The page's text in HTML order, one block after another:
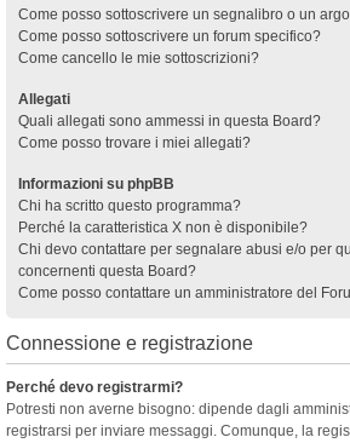
Come posso sottoscrivere un segnalibro o un
Come posso sottoscrivere un forum specifico?
Come cancello le mie sottoscrizioni?
Allegati
Quali allegati sono ammessi in questa Board?
Come posso trovare i miei allegati?
Informazioni su phpBB
Chi ha scritto questo programma?
Perché la caratteristica X non è disponibile?
Chi devo contattare per segnalare abusi e/o per
concernenti questa Board?
Come posso contattare un amministratore del
Connessione e registrazione
Perché devo registrarmi?
Potresti non averne bisogno: dipende dagli
registrarsi per inviare messaggi. Comunque, la